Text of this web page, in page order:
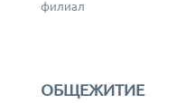
филиал
ОБЩЕЖИТИЕ